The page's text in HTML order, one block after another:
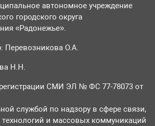
автономное учреждение
городского округа
«Радонежье».
Перевозникова О.А.
Н.Н.
СМИ ЭЛ № ФС 77-78073 от
службой по надзору в сфере связи,
и массовых коммуникаций